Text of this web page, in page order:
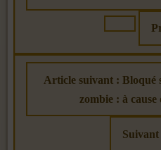
Article suivant : Bloqué
zombie : à
Suivant